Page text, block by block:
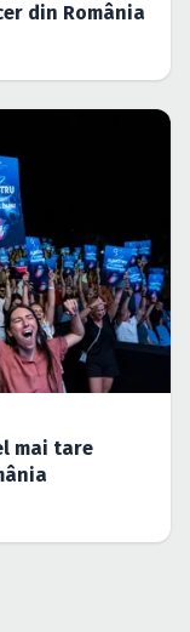
din România
mai tare